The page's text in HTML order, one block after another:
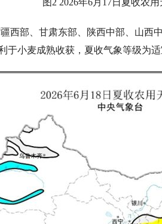
图2 2026年6月17日夏收农
西部、甘肃东部、陕西中部、山西
于小麦成熟收获，夏收气象等级为适